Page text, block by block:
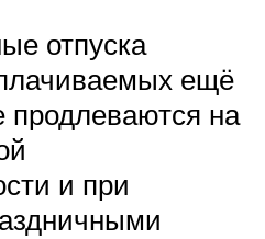
отпуска
ещё
продлеваются на
и при